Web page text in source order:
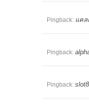
Pingback: แค
Pingback:
Pingback: